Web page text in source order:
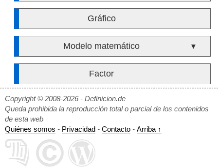
Gráfico
Modelo matemático ▼
Factor
Copyright © 2008-2026 - Definicion.de
Queda prohibida la reproducción total o parcial de los contenidos
de esta web
Quiénes somos - Privacidad - Contacto - Arriba ↑